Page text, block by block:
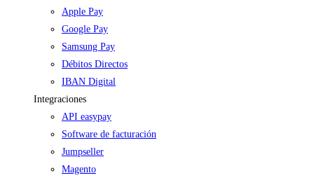
Apple Pay
Google Pay
Samsung Pay
Débitos Directos
IBAN Digital
Integraciones
API easypay
Software de facturación
Jumpseller
Magento